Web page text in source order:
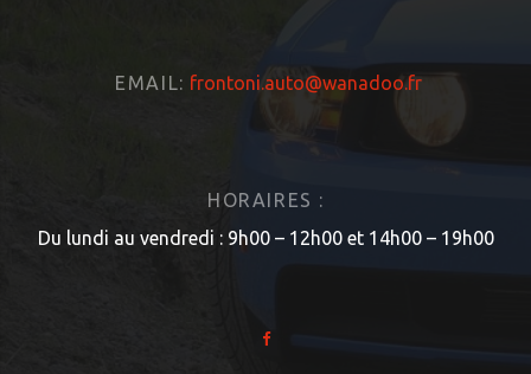
EMAIL: frontoni.auto@wanadoo.fr
HORAIRES :
Du lundi au vendredi : 9h00 – 12h00 et 14h00 – 19h00